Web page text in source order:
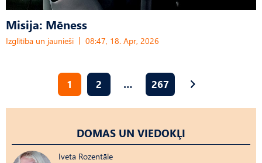
Misija: Mēness
Izglītība un jaunieši 08:47, 18. Apr, 2026
1 2 … 267
DOMAS UN VIEDOKĻI
Iveta Rozentāle